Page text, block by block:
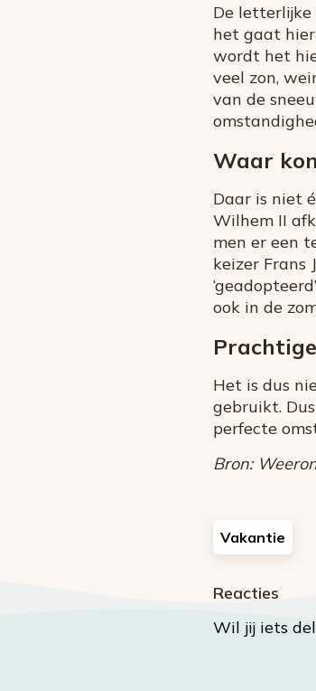
De
het gaat
wordt het
veel zon,
van de
Waar
Daar is niet
Wilhem II
men er een
keizer Frans
ook in de
Het is dus
gebruikt.
perfecte
Bron:
Vakantie
Reacties
Wil jij iets